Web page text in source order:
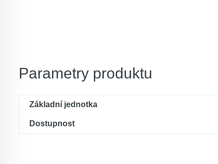
Parametry produktu
Základní jednotka
Dostupnost